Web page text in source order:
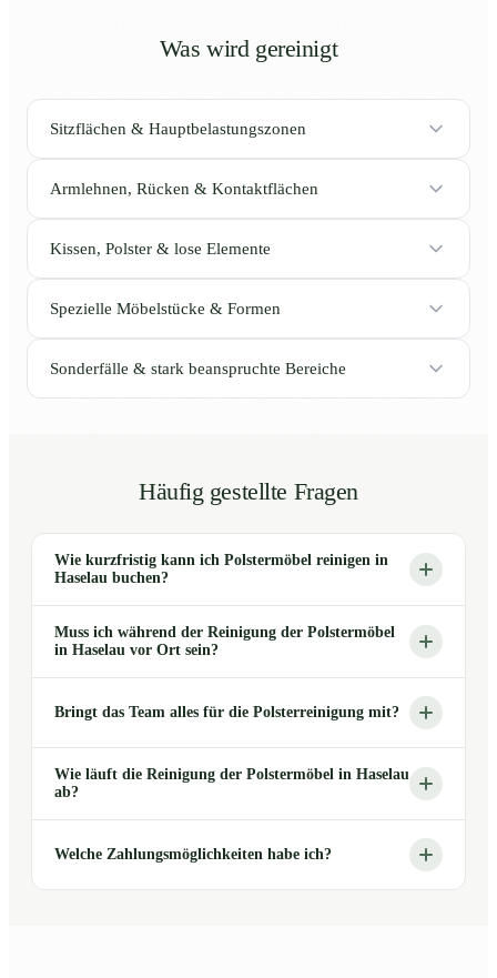
Was wird gereinigt
Sitzflächen & Hauptbelastungszonen
Armlehnen, Rücken & Kontaktflächen
Kissen, Polster & lose Elemente
Spezielle Möbelstücke & Formen
Sonderfälle & stark beanspruchte Bereiche
Häufig gestellte Fragen
Wie kurzfristig kann ich Polstermöbel reinigen in
Haselau buchen?
Muss ich während der Reinigung der Polstermöbel
in Haselau vor Ort sein?
Bringt das Team alles für die Polsterreinigung mit?
Wie läuft die Reinigung der Polstermöbel in Haselau
ab?
Welche Zahlungsmöglichkeiten habe ich?